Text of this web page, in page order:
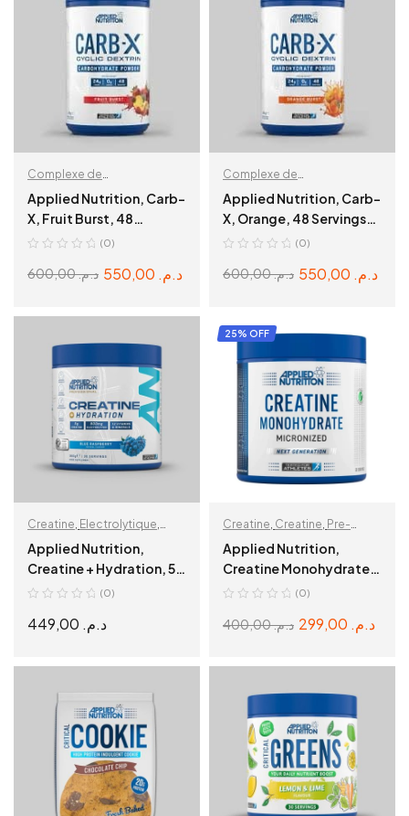
Complexe de
Carbohydrates,
Récupération & Hydratation
Applied Nutrition, Carb-
X, Fruit Burst, 48
Servings, 1,2kg
(0)
د.م.600,00 د.م.
Complexe de
Carbohydrates,
Récupération & Hydratation
Applied Nutrition, Carb-
X, Orange, 48 Servings
1,2kg
(0)
د.م.600,00 د.م.
ADD TO CART
Creatine Electrolytique
Prise de Masse,
Récupération & Hydratation
Applied Nutrition,
Creatine + Hydration, 5g
Creatine, 800mg
Vitamines & Minéraux
(0)
د.م.
25% OFF
Creatine Creatine Pre-
Workout, Prise de Masse
Récupération & Hydratation
Applied Nutrition,
Creatine Monohydrates,
250 g, 50 Servings
(0)
د.م.400,00 د.م.